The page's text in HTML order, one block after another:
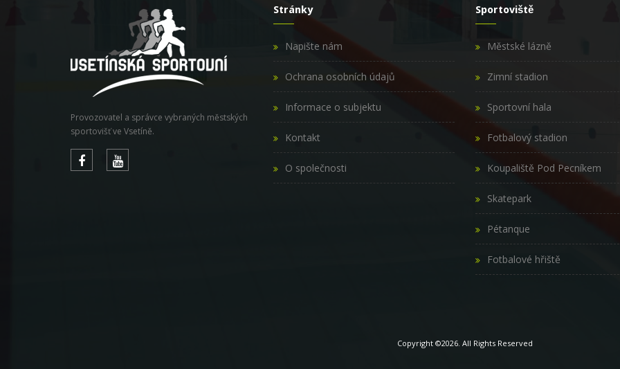
Provozovatel a správce vybraných městských
sportovišť ve Vsetíně.
Stránky
Napište nám
Ochrana osobních údajů
Informace o subjektu
Kontakt
O společnosti
Sportoviště
Městské lázně
Zimní stadion
Sportovní hala
Fotbalový stadion
Koupaliště Pod Pecníkem
Skatepark
Pétanque
Fotbalové hřiště
Copyright ©2026. All Rights Reserved